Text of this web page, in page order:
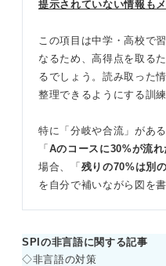
提示されていない情報も
この項目は中学・高校で
なるため、高得点を取る
るでしょう。読み取った
整理できるようにする訓
特に「分岐や合流」があ
「Aのコースに30%が流れ
場合、「残りの70%は別
を自分で補いながら図を
SPIの非言語に関する記事
◇非言語の対策